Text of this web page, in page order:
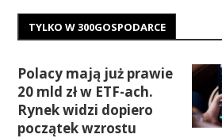
TYLKO W 300GOSPODARCE
Polacy mają już prawie
20 mld zł w ETF-ach.
Rynek widzi dopiero
początek wzrostu